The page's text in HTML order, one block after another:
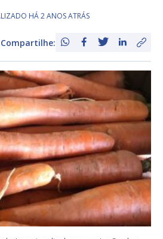
HÁ 2 ANOS ATRÁS
Compartilhe: